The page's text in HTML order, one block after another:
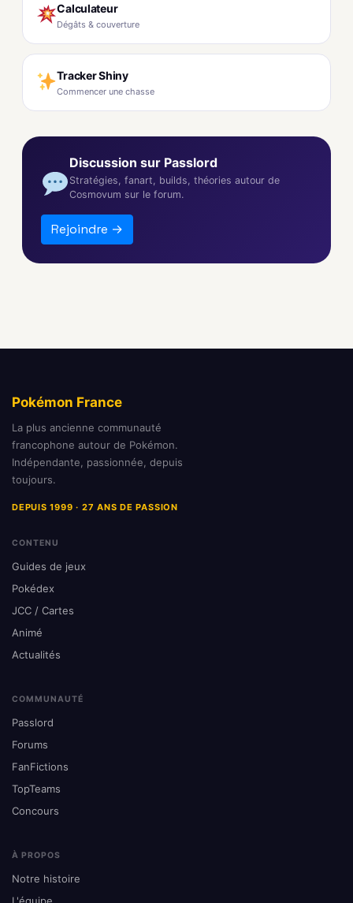
Calculateur
Dégâts & couverture
Tracker Shiny
Commencer une chasse
Discussion sur Passlord
Stratégies, fanart, builds, théories autour de
Cosmovum sur le forum.
Rejoindre →
Pokémon France
La plus ancienne communauté
francophone autour de Pokémon.
Indépendante, passionnée, depuis
toujours.
DEPUIS 1999 · 27 ANS DE PASSION
CONTENU
Guides de jeux
Pokédex
JCC / Cartes
Animé
Actualités
COMMUNAUTÉ
Passlord
Forums
FanFictions
TopTeams
Concours
À PROPOS
Notre histoire